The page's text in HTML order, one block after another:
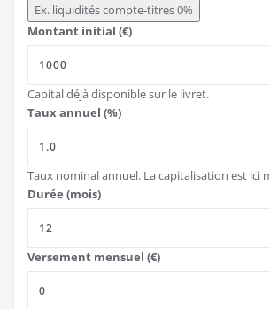
Ex. liquidités compte-titres 0%
Montant initial (€)
Capital déjà disponible sur le livret.
Taux annuel (%)
Taux nominal annuel. La capitalisation est ici
Durée (mois)
Versement mensuel (€)